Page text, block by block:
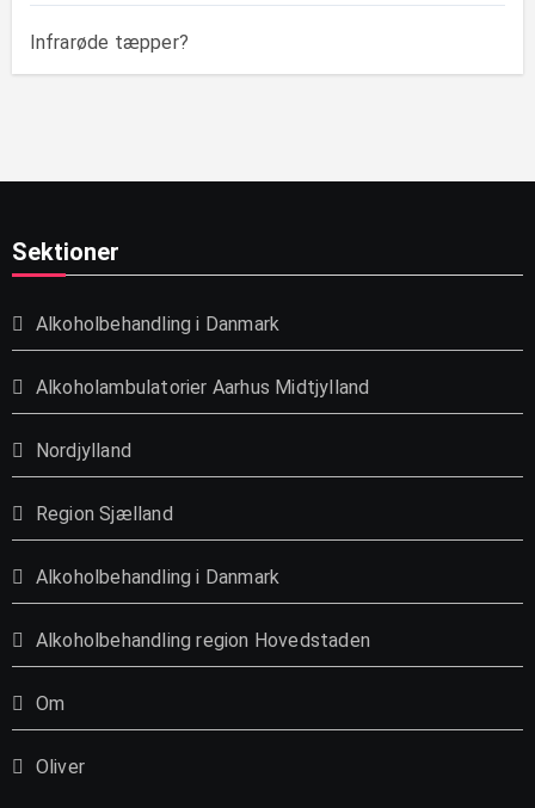
Infrarøde tæpper?
Sektioner
Alkoholbehandling i Danmark
Alkoholambulatorier Aarhus Midtjylland
Nordjylland
Region Sjælland
Alkoholbehandling i Danmark
Alkoholbehandling region Hovedstaden
Om
Oliver